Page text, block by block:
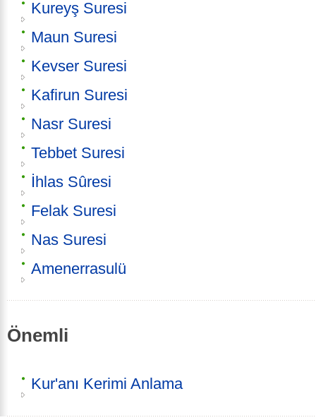
Kureyş Suresi
Maun Suresi
Kevser Suresi
Kafirun Suresi
Nasr Suresi
Tebbet Suresi
İhlas Sûresi
Felak Suresi
Nas Suresi
Amenerrasulü
Önemli
Kur'anı Kerimi Anlama